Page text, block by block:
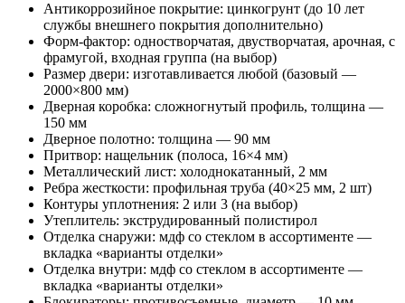
Антикоррозийное покрытие: цинкогрунт (до 10 лет
службы внешнего покрытия дополнительно)
Форм-фактор: одностворчатая, двустворчатая, арочная, с
фрамугой, входная группа (на выбор)
Размер двери: изготавливается любой (базовый —
2000×800 мм)
Дверная коробка: сложногнутый профиль, толщина —
150 мм
Дверное полотно: толщина — 90 мм
Притвор: нащельник (полоса, 16×4 мм)
Металлический лист: холоднокатанный, 2 мм
Ребра жесткости: профильная труба (40×25 мм, 2 шт)
Контуры уплотнения: 2 или 3 (на выбор)
Утеплитель: экструдированный полистирол
Отделка снаружи: мдф со стеклом в ассортименте —
вкладка «варианты отделки»
Отделка внутри: мдф со стеклом в ассортименте —
вкладка «варианты отделки»